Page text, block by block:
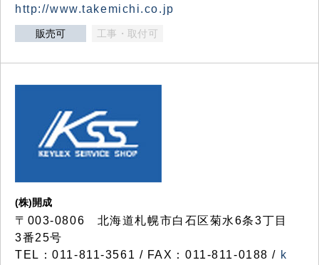
http://www.takemichi.co.jp
販売可 工事・取付可
(株)開成
〒003-0806 北海道札幌市白石区菊水6条3丁目
3番25号
TEL：011-811-3561 / FAX：011-811-0188 / k